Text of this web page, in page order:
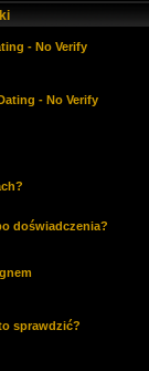
- No Verify
- No Verify
doświadczenia?
sprawdzić?